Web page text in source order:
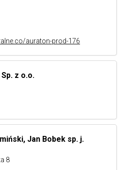
auraton-prod-176
z o.o.
Jan Bobek sp. j.
8